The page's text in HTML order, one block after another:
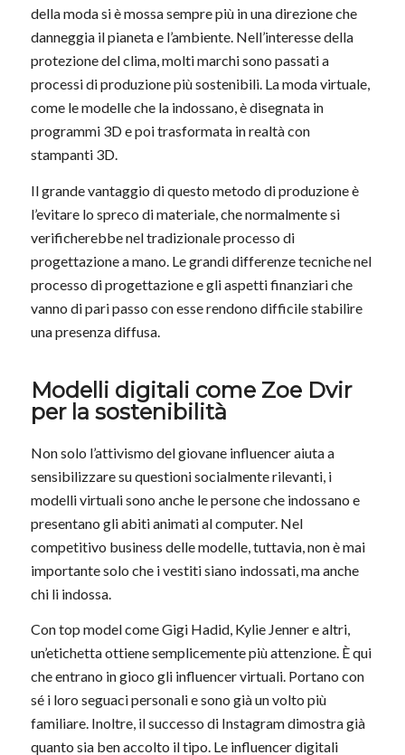
della moda si è mossa sempre più in una direzione che
danneggia il pianeta e l’ambiente. Nell’interesse della
protezione del clima, molti marchi sono passati a
processi di produzione più sostenibili. La moda virtuale,
come le modelle che la indossano, è disegnata in
programmi 3D e poi trasformata in realtà con
stampanti 3D.
Il grande vantaggio di questo metodo di produzione è
l’evitare lo spreco di materiale, che normalmente si
verificherebbe nel tradizionale processo di
progettazione a mano. Le grandi differenze tecniche nel
processo di progettazione e gli aspetti finanziari che
vanno di pari passo con esse rendono difficile stabilire
una presenza diffusa.
Modelli digitali come Zoe Dvir
per la sostenibilità
Non solo l’attivismo del giovane influencer aiuta a
sensibilizzare su questioni socialmente rilevanti, i
modelli virtuali sono anche le persone che indossano e
presentano gli abiti animati al computer. Nel
competitivo business delle modelle, tuttavia, non è mai
importante solo che i vestiti siano indossati, ma anche
chi li indossa.
Con top model come Gigi Hadid, Kylie Jenner e altri,
un’etichetta ottiene semplicemente più attenzione. È qui
che entrano in gioco gli influencer virtuali. Portano con
sé i loro seguaci personali e sono già un volto più
familiare. Inoltre, il successo di Instagram dimostra già
quanto sia ben accolto il tipo. Le influencer digitali